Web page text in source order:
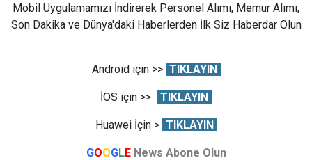
Mobil Uygulamamızı İndirerek Personel Alımı, Memur Alımı,
Son Dakika ve Dünya'daki Haberlerden İlk Siz Haberdar Olun
Android için >> TIKLAYIN
İOS için >> TIKLAYIN
Huawei İçin > TIKLAYIN
GOOGLE News Abone Olun